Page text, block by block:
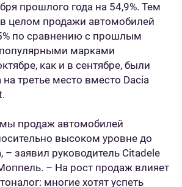
прошлого года на 54,9%. Тем
в целом продажи автомобилей
по сравнению с прошлым
марками
как и в сентябре, были
на третье место вместо Dacia
продаж автомобилей
высоком уровне до
– заявил руководитель Citadele
– На рост продаж влияет
многие хотят успеть